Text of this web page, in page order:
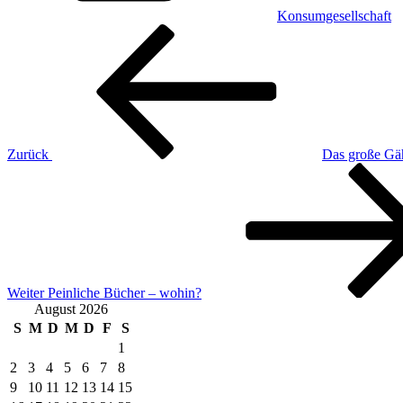
Konsumgesellschaft
Beitragsnavigation
Zurück
Das große
Weiter Peinliche Bücher – wohin?
August 2026
S M D M D F
S
1
2
3 4 5 6 7
8
9
10 11 12 13 14 15